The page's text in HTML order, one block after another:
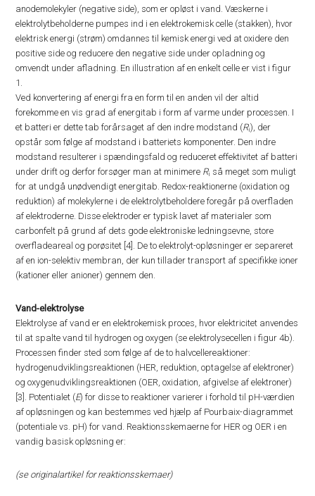
anodemolekyler (negative side), som er opløst i vand. Væskerne i
elektrolytbeholderne pumpes ind i en elektrokemisk celle (stakken), hvor
elektrisk energi (strøm) omdannes til kemisk energi ved at oxidere den
positive side og reducere den negative side under opladning og
omvendt under afladning. En illustration af en enkelt celle er vist i figur
1.
Ved konvertering af energi fra en form til en anden vil der altid
forekomme en vis grad af energitab i form af varme under processen. I
et batteri er dette tab forårsaget af den indre modstand (Ri), der
opstår som følge af modstand i batteriets komponenter. Den indre
modstand resulterer i spændingsfald og reduceret effektivitet af batteri
under drift og derfor forsøger man at minimere Ri så meget som muligt
for at undgå unødvendigt energitab. Redox-reaktionerne (oxidation og
reduktion) af molekylerne i de elektrolytbeholdere foregår på overfladen
af elektroderne. Disse elektroder er typisk lavet af materialer som
carbonfelt på grund af dets gode elektroniske ledningsevne, store
overfladeareal og porøsitet [4]. De to elektrolyt-opløsninger er separeret
af en ion-selektiv membran, der kun tillader transport af specifikke ioner
(kationer eller anioner) gennem den.
Vand-elektrolyse
Elektrolyse af vand er en elektrokemisk proces, hvor elektricitet anvendes
til at spalte vand til hydrogen og oxygen (se elektrolysecellen i figur 4b).
Processen finder sted som følge af de to halvcellereaktioner:
hydrogenudviklingsreaktionen (HER, reduktion, optagelse af elektroner)
og oxygenudviklingsreaktionen (OER, oxidation, afgivelse af elektroner)
[3]. Potentialet (E) for disse to reaktioner varierer i forhold til pH-værdien
af opløsningen og kan bestemmes ved hjælp af Pourbaix-diagrammet
(potentiale vs. pH) for vand. Reaktionsskemaerne for HER og OER i en
vandig basisk opløsning er:
(se originalartikel for reaktionsskemaer)